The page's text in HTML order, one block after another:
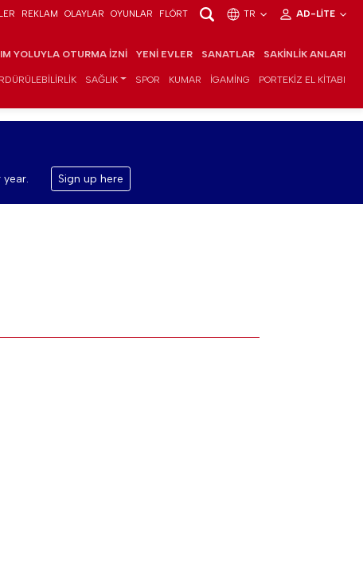
REKLAM OLAYLAR OYUNLAR FLÖRT TR AD-LITE
YOLUYLA OTURMA İZNI YENI EVLER SANATLAR SAKINLIK ANLARI
SAĞLIK SPOR KUMAR IGAMING PORTEKIZ EL KITABI
Sign up here